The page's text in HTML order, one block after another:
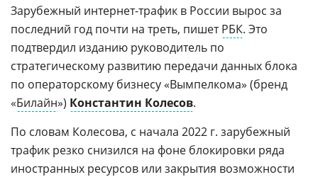
Зарубежный интернет-трафик в России вырос за
последний год почти на треть, пишетРБК. Это
подтвердил изданию руководитель по
стратегическому развитию передачи данных блока
по операторскому бизнесу «Вымпелкома» (бренд
«Билайн») Константин Колесов.
По словам Колесова, с начала 2022 г. зарубежный
трафик резко снизился на фоне блокировки ряда
иностранных ресурсов или закрытия возможности